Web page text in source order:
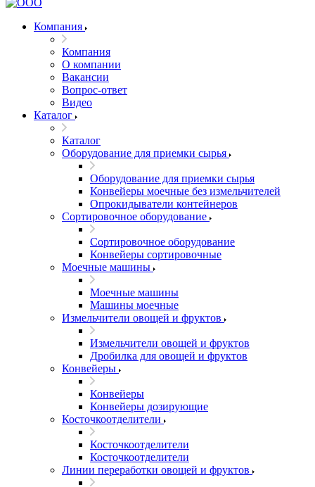
Компания
Компания
О компании
Вакансии
Вопрос-ответ
Видео
Каталог
Каталог
Оборудование для приемки сырья
Оборудование для приемки сырья
Конвейеры моечные без измельчителей
Опрокидыватели контейнеров
Сортировочное оборудование
Сортировочное оборудование
Конвейеры сортировочные
Моечные машины
Моечные машины
Машины моечные
Измельчители овощей и фруктов
Измельчители овощей и фруктов
Дробилка для овощей и фруктов
Конвейеры
Конвейеры
Конвейеры дозирующие
Косточкоотделители
Косточкоотделители
Косточкоотделители
Линии переработки овощей и фруктов